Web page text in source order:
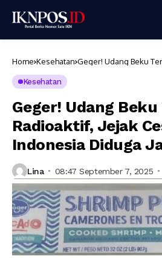
Home Kesehatan Geger! Udang Beku
Kesehatan
Geger! Udang
Radioaktif, Jejak
Indonesia Diduga
Lina 08:47 September 7, 2025